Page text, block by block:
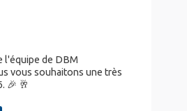
l'équipe de DBM
vous souhaitons une très
🎉 🥂